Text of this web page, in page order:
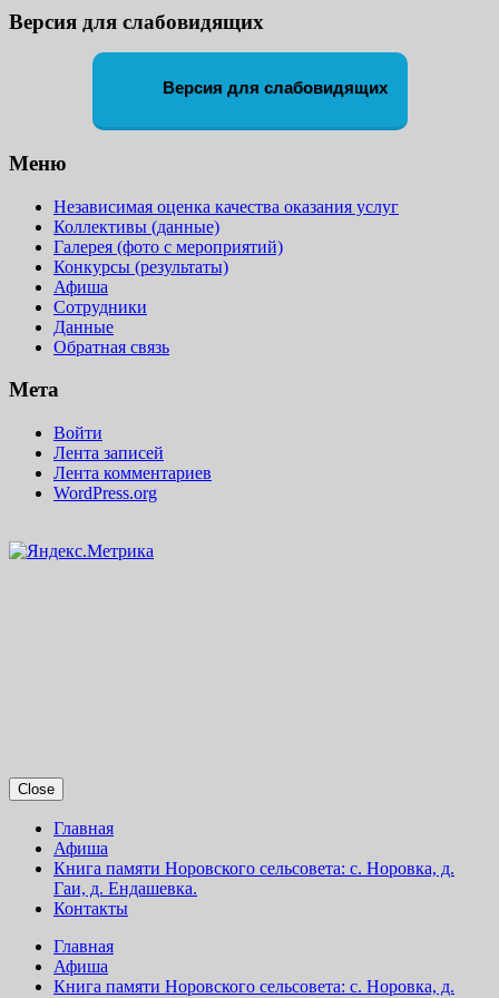
Версия для слабовидящих
Версия для слабовидящих
Меню
Независимая оценка качества оказания услуг
Коллективы (данные)
Галерея (фото с мероприятий)
Конкурсы (результаты)
Афиша
Сотрудники
Данные
Обратная связь
Мета
Войти
Лента записей
Лента комментариев
WordPress.org
Close
Главная
Афиша
Книга памяти Норовского сельсовета: с. Норовка, д.
Гаи, д. Ендашевка.
Контакты
Главная
Афиша
Книга памяти Норовского сельсовета: с. Норовка, д.